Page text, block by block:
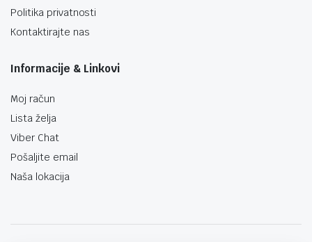
Politika privatnosti
Kontaktirajte nas
Informacije & Linkovi
Moj račun
Lista želja
Viber Chat
Pošaljite email
Naša lokacija